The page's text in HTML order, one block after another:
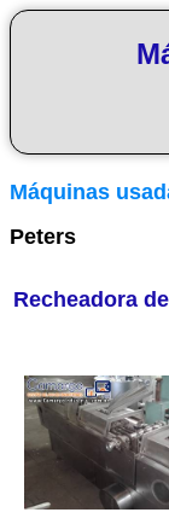
Máquinas
Peters
Recheadora